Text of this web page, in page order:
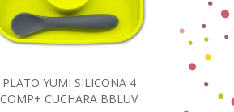
Añadir al carrito
PLATO YUMI SILICONA 4
COMP+ CUCHARA BBLÜV